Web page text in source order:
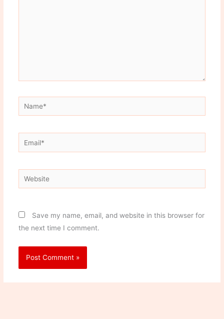
Name*
Email*
Website
Save my name, email, and website in this browser for
the next time I comment.